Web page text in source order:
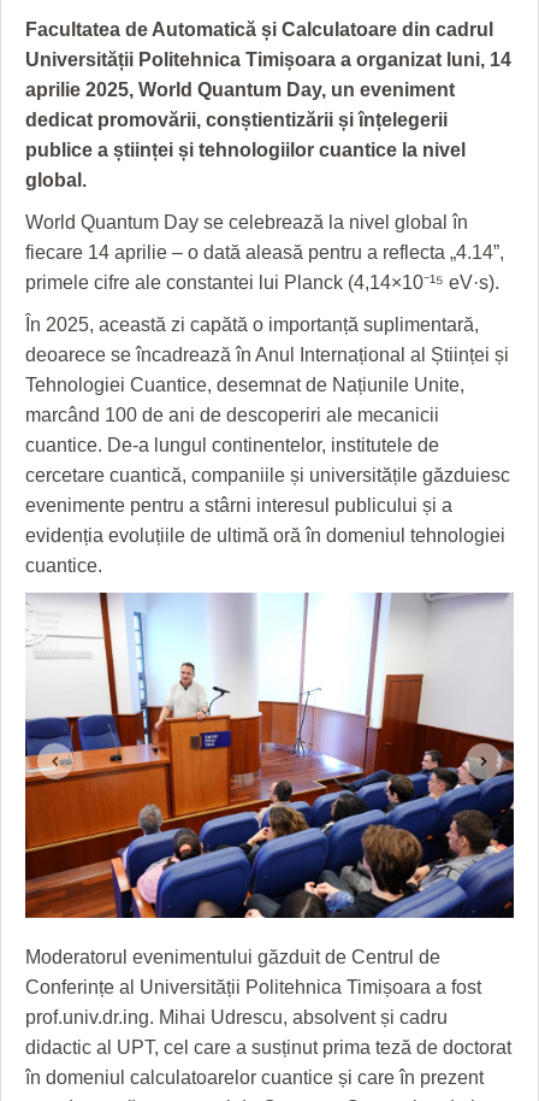
ZIARISTU’ DE TERASĂ
CU OIŞTEA-N KIERKEGAARD
FINANŢĂRI DE LA A LA Z
UNDE MERGEM
FILME DOCUMENTARE
CLIPURI VIDEO
ANUNŢURI
INFO SI UTILE
CULTURA
JUSTITIE
CLIPURI VIDEO
JOCURI ONLINE
DIVERSE
FARMACII DIN TIMIŞOARA
HARTA TIMIŞOAREI
LICEE, ŞCOLI ŞI GRĂDINIŢE DIN TIMIŞ
PRIMĂRIILE DIN TIMIŞ
SFATUL MEDICULUI
SFATURI JURIDICE
Facultatea de Automatică și Calculatoare din cadrul
Universității Politehnica Timișoara a organizat luni, 14
aprilie 2025, World Quantum Day, un eveniment
dedicat promovării, conștientizării și înțelegerii
publice a științei și tehnologiilor cuantice la nivel
global.
World Quantum Day se celebrează la nivel global în
fiecare 14 aprilie – o dată aleasă pentru a reflecta „4.14”,
primele cifre ale constantei lui Planck (4,14×10⁻¹⁵ eV·s).
În 2025, această zi capătă o importanță suplimentară,
deoarece se încadrează în Anul Internațional al Științei și
Tehnologiei Cuantice, desemnat de Națiunile Unite,
marcând 100 de ani de descoperiri ale mecanicii
cuantice. De-a lungul continentelor, institutele de
cercetare cuantică, companiile și universitățile găzduiesc
evenimente pentru a stârni interesul publicului și a
evidenția evoluțiile de ultimă oră în domeniul tehnologiei
cuantice.
Moderatorul evenimentului găzduit de Centrul de
Conferințe al Universității Politehnica Timișoara a fost
prof.univ.dr.ing. Mihai Udrescu, absolvent și cadru
didactic al UPT, cel care a susținut prima teză de doctorat
în domeniul calculatoarelor cuantice și care în prezent